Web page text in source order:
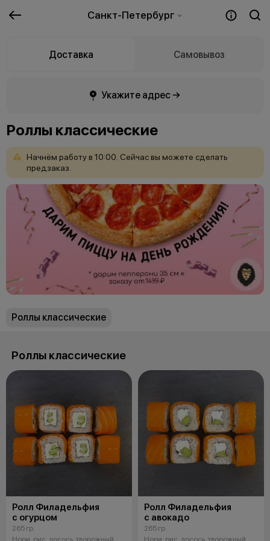
Санкт-Петербург
Доставка Самовывоз
Укажите адрес →
Роллы классические
Начнём работу в 10:00. Сейчас вы можете сделать
предзаказ.
Роллы классические
Роллы классические
Ролл Филадельфия
с огурцом
265 гр.
Нори, рис, лосось, творожный
Ролл Филадельфия
с авокадо
265 гр.
Нори, рис, лосось, творожный